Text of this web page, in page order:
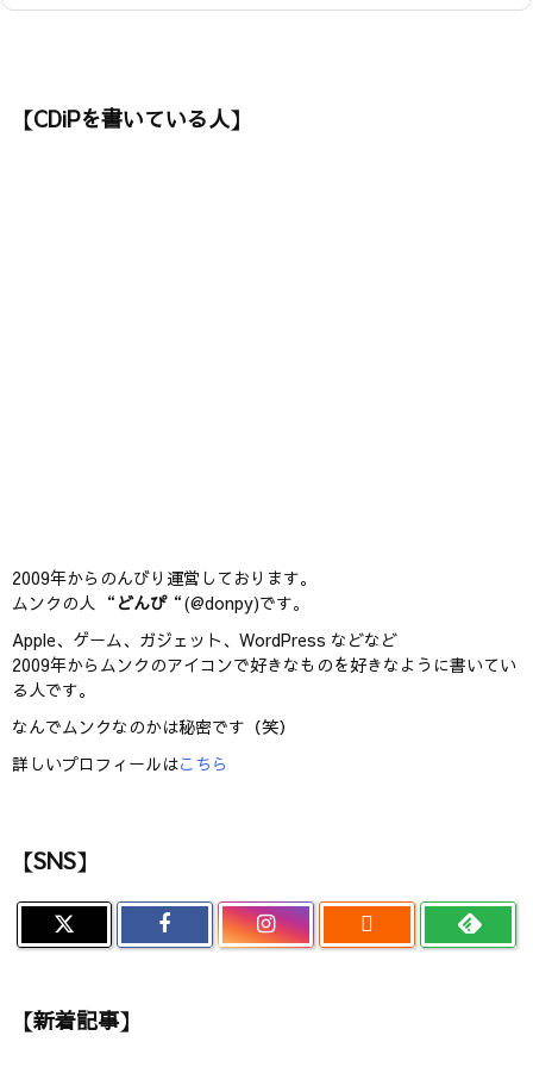
【CDiPを書いている人】
2009年からのんびり運営しております。
ムンクの人 “ どんぴ“(@donpy)です。
Apple、ゲーム、ガジェット、WordPress などなど
2009年からムンクのアイコンで好きなものを好きなように書いてい
る人です。
なんでムンクなのかは秘密です（笑）
詳しいプロフィールはこちら
【SNS】

【新着記事】